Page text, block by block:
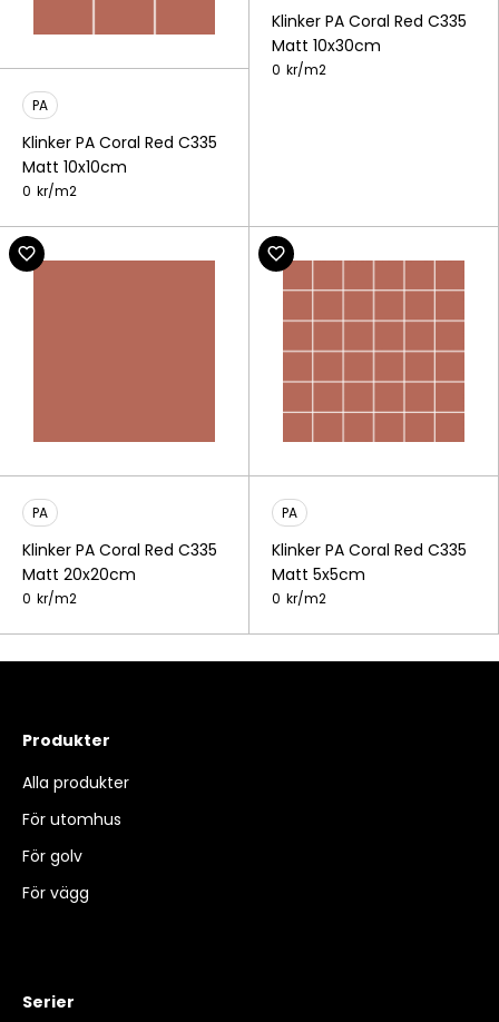
PA
Klinker PA Coral Red C335
Matt 10x10cm
0 kr/m2
Klinker PA Coral Red C335
Matt 10x30cm
0 kr/m2
PA
Klinker PA Coral Red C335
Matt 20x20cm
0 kr/m2
PA
Klinker PA Coral Red C335
Matt 5x5cm
0 kr/m2
Produkter
Alla produkter
För utomhus
För golv
För vägg
Serier